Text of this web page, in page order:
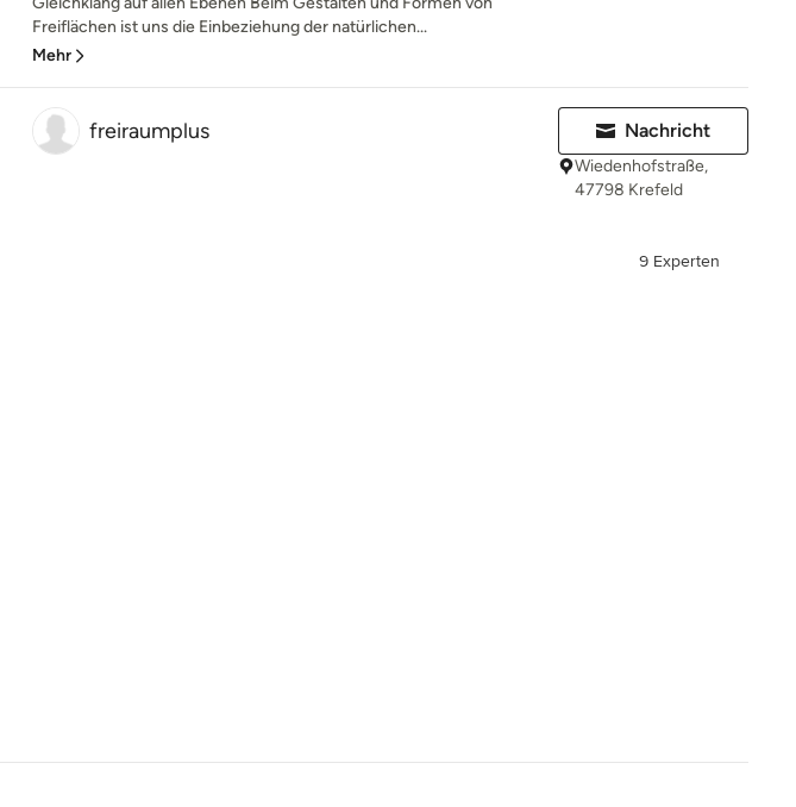
Freiflächen ist uns die Einbeziehung der natürlichen...
Mehr
freiraumplus Nachricht
Wiedenhofstraße,
47798 Krefeld
9 Experten